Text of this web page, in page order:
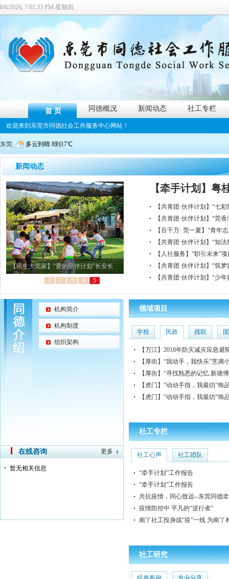
8/6/2026, 7:01:33 PM 星期四
首 页 同德概况 新闻动态 社工专栏
欢迎来到东莞市同德社会工作服务中心网站！
东莞 多云到晴 8到17℃
新闻动态
【民生大莞家】“爱的陪伴计划”长安长
1
2 3 4
5
【牵手计划】粤
农”双轮驱动乡
【共青团·伙伴计划】“七
青少年暑期成长营圆满结营
【共青团·伙伴计划】“莞
传统非遗魅力
【百千万· 莞一夏】“青年
年健康关怀惠民活动暖心
【共青团·伙伴计划】“知
场啦！
【人社服务】“职引未来
展就业援助活动
【共青团·伙伴计划】“筑
【共青团·伙伴计划】​“少
机构简介
机构制度
组织架构
更多
在线咨询
暂无相关信息
领域项目
学校 民政 残联
【万江】2018年防灾减灾应急避
【厚街】“我动手，我快乐”烹调
【厚街】“寻找熟悉的记忆.新塘
【虎门】“动动手指，我最叻”饰
【虎门】“动动手指，我最叻”饰
社工专栏
社工心声 社工团队
“牵手计划”工作报告
“牵手计划”工作报告
共抗疫情，同心致远--东莞同德
疫情防控中 平凡的“逆行者”
南丫社工投身战“疫”一线 为南丫
社工研究